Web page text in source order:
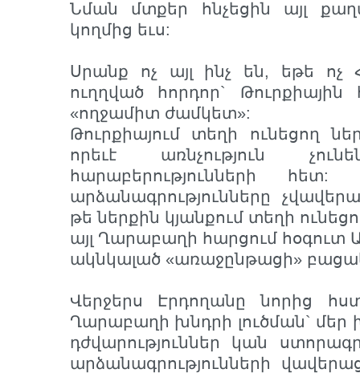
Նման մտքեր հնչեցին այլ
կողմից եւս:
Սրանք ոչ այլ ինչ են, եթե ոչ
ուղղված հորդոր`
«ողջամիտ ժամկետ»:
Թուրքիայում տեղի ունեցող
որեւէ առնչություն
հարաբերությունների հետ:
արձանագրությունները
թե ներքին կյանքում տեղի
այլ Ղարաբաղի հարցում հօգուտ
ակնկալած «առաջընթացի»
Վերջերս Էրդողանը նորից
Ղարաբաղի խնդրի լուծման` մեր
դժվարություններ կան
արձանագրությունների